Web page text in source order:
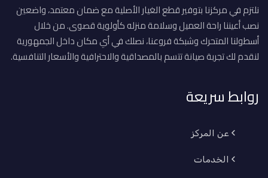
نلتزم في مركزنا بتوفير قطع الغيار الأصلية مع ضمان معتمد، واضعين
نصب أعيننا راحة العميل وسلامة منزله كأولوية قصوى. من خلال
أسطولنا المتحرك وشبكة فروعنا، نصلك في أي مكان داخل الجمهورية
لنقدم لك تجربة صيانة تتسم بالمصداقية والاحترافية والأسعار التنافسية.
روابط سريعة
عن المركز
الخدمات